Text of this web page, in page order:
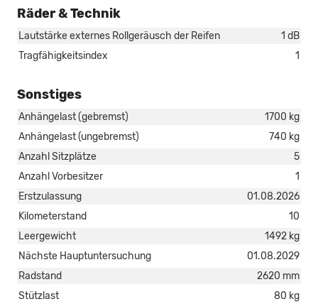
Räder & Technik
Lautstärke externes Rollgeräusch der Reifen
1 dB
Tragfähigkeitsindex
1
Sonstiges
Anhängelast (gebremst)
1700 kg
Anhängelast (ungebremst)
740 kg
Anzahl Sitzplätze
5
Anzahl Vorbesitzer
1
Erstzulassung
01.08.2026
Kilometerstand
10
Leergewicht
1492 kg
Nächste Hauptuntersuchung
01.08.2029
Radstand
2620 mm
Stützlast
80 kg